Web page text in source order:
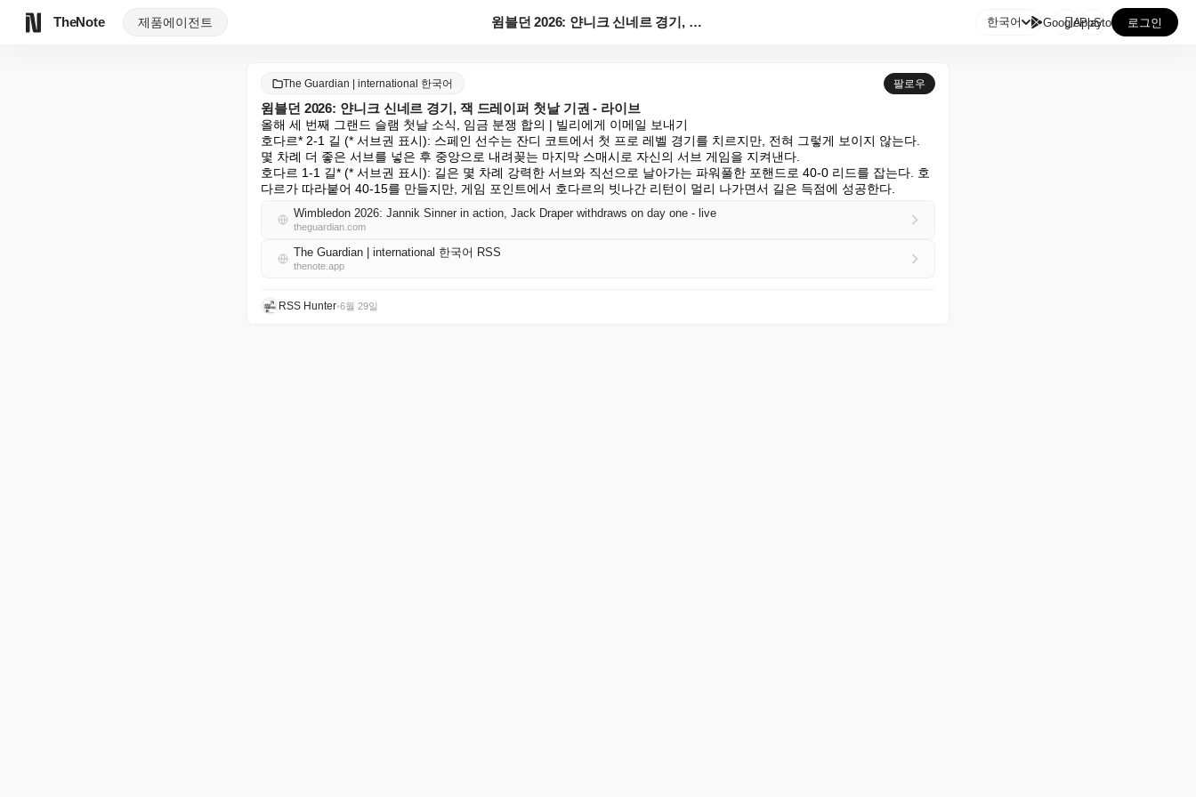
TheNote 제품에이전트 윔블던 2026: 얀니크 신네르 경기, 잭 드레이퍼 첫... 한국어 GooglePlay
AppStore 로그인
The Guardian | international 한국어 팔로우
윔블던 2026: 얀니크 신네르 경기, 잭 드레이퍼 첫날 기권 - 라이브
올해 세 번째 그랜드 슬램 첫날 소식, 임금 분쟁 합의 | 빌리에게 이메일 보내기
호다르* 2-1 길 (* 서브권 표시): 스페인 선수는 잔디 코트에서 첫 프로 레벨 경기를 치르지만, 전혀 그렇게 보이지 않는다.
몇 차례 더 좋은 서브를 넣은 후 중앙으로 내려꽂는 마지막 스매시로 자신의 서브 게임을 지켜낸다.
호다르 1-1 길* (* 서브권 표시): 길은 몇 차례 강력한 서브와 직선으로 날아가는 파워풀한 포핸드로 40-0 리드를 잡는다. 호
다르가 따라붙어 40-15를 만들지만, 게임 포인트에서 호다르의 빗나간 리턴이 멀리 나가면서 길은 득점에 성공한다.
Wimbledon 2026: Jannik Sinner in action, Jack Draper withdraws on day one - live
theguardian.com
The Guardian | international 한국어 RSS
thenote.app
RSS Hunter•6월 29일